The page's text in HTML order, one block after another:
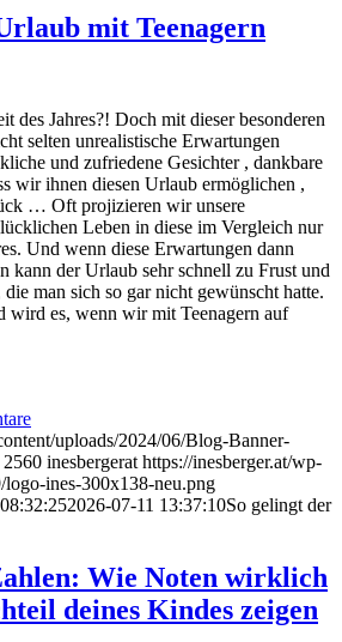
mit Teenagern
des Jahres?! Doch mit dieser besonderen
selten unrealistische Erwartungen
und zufriedene Gesichter , dankbare
wir ihnen diesen Urlaub ermöglichen ,
… Oft projizieren wir unsere
Leben in diese im Vergleich nur
Und wenn diese Erwartungen dann
kann der Urlaub sehr schnell zu Frust und
man sich so gar nicht gewünscht hatte.
wird es, wenn wir mit Teenagern auf
uploads/2024/06/Blog-Banner-
2560 inesbergerat https://inesberger.at/wp-
ines-300x138-neu.png
2026-07-11 13:37:10So gelingt der
Wie Noten wirklich
deines Kindes zeigen